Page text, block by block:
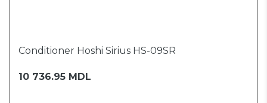
Conditioner Hoshi Sirius HS-09SR
10 736.95 MDL